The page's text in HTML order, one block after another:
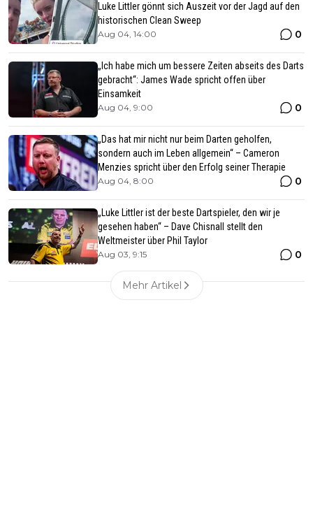
Luke Littler gönnt sich Auszeit vor der Jagd auf den
historischen Clean Sweep
Aug 04, 14:00 0
„Ich habe mich um bessere Zeiten abseits des Darts
gebracht“: James Wade spricht offen über
Einsamkeit
Aug 04, 9:00 0
„Das hat mir nicht nur beim Darten geholfen,
sondern auch im Leben allgemein“ – Cameron
Menzies spricht über den Erfolg seiner Therapie
Aug 04, 8:00 0
„Luke Littler ist der beste Dartspieler, den wir je
gesehen haben“ – Dave Chisnall stellt den
Weltmeister über Phil Taylor
Aug 03, 9:15 0
Mehr Artikel